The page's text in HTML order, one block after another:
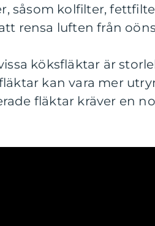
såsom kolfilter,
rensa luften från
köksfläktar är
kan vara mer
fläktar kräver en